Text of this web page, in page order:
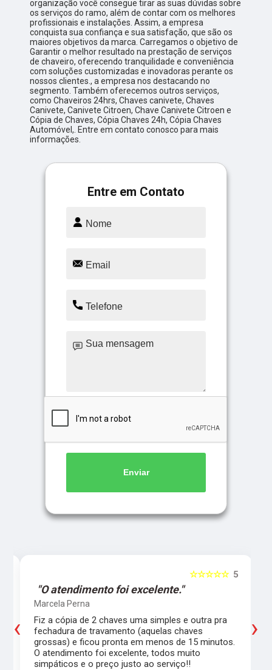
organização você consegue tirar as suas dúvidas sobre
os serviços do ramo, além de contar com os melhores
profissionais e instalações. Assim, a empresa
conquista sua confiança e sua satisfação, que são os
maiores objetivos da marca. Carregamos o objetivo de
Garantir o melhor resultado na prestação de serviços
de chaveiro, oferecendo tranquilidade e conveniência
com soluções customizadas e inovadoras perante os
nossos clientes., a empresa nos destacando no
segmento. Também oferecemos outros serviços,
como Chaveiros 24hrs, Chaves canivete, Chaves
Canivete, Canivete Citroen, Chave Canivete Citroen e
Cópia de Chaves, Cópia Chaves 24h, Cópia Chaves
Automóvel,. Entre em contato conosco para mais
informações.
Entre em Contato
Enviar
5
☆☆☆☆☆
"O atendimento foi excelente."
Marcela Perna
Fiz a cópia de 2 chaves uma simples e outra pra
fechadura de travamento (aquelas chaves
grossas) e ficou pronta em menos de 15 minutos.
O atendimento foi excelente, todos muito
simpáticos e o preço justo ao serviço!!
‹ ›